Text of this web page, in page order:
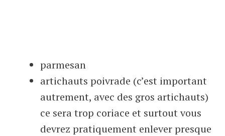
parmesan
artichauts poivrade (c’est important
autrement, avec des gros artichauts)
ce sera trop coriace et surtout vous
devrez pratiquement enlever presque